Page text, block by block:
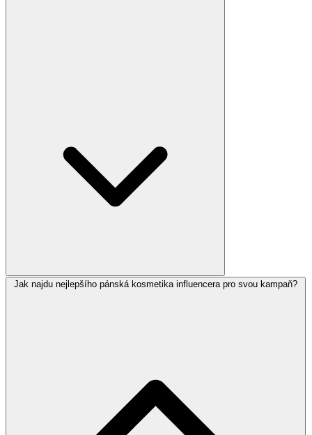
Jak najdu nejlepšího pánská kosmetika influencera pro svou kampaň?